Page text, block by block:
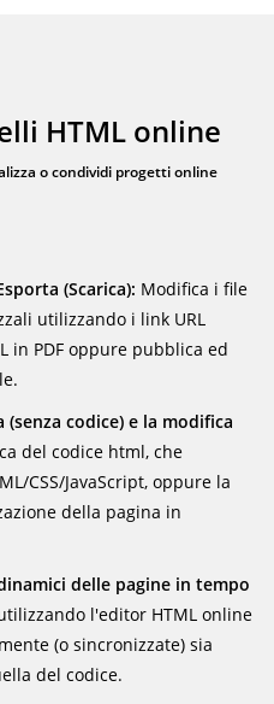
HTML online
o condividi progetti online
(Scarica): Modifica i file
utilizzando i link URL
in PDF oppure pubblica ed
codice) e la modifica
del codice html, che
CSS/JavaScript, oppure la
della pagina in
delle pagine in tempo
l'editor HTML online
(o sincronizzate) sia
del codice.